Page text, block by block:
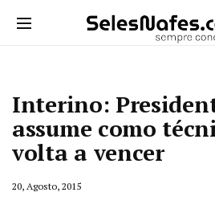
Interino:
assume como
volta a vencer
20, Agosto, 2015